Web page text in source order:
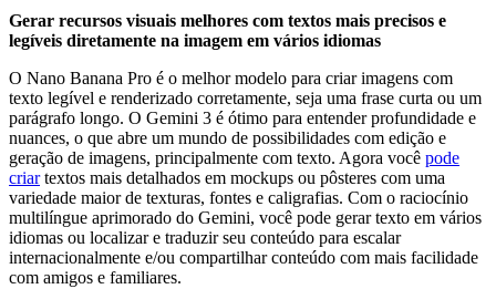
origem,
cuidados
padrões de
crescimento.
Prompt: Crie
um
infográfico
sobre esta
planta,
destacando
informações
interessantes.
a capacidade
de visualizar
informações
do mundo
real.
Prompt: Crie
um
infográfico
que mostre
como fazer
chá de
cardamomo.
meteorológicos
em tempo real
Search
Grounding e,
assim, criar um
infográfico em
estilo pop art.
Gerar recursos visuais melhores com textos mais precisos e
legíveis diretamente na imagem em vários idiomas
O Nano Banana Pro é o melhor modelo para criar imagens com
texto legível e renderizado corretamente, seja uma frase curta ou um
parágrafo longo. O Gemini 3 é ótimo para entender profundidade e
nuances, o que abre um mundo de possibilidades com edição e
geração de imagens, principalmente com texto. Agora você pode
criartextos mais detalhados em mockups ou pôsteres com uma
variedade maior de texturas, fontes e caligrafias. Com o raciocínio
multilíngue aprimorado do Gemini, você pode gerar texto em vários
idiomas ou localizar e traduzir seu conteúdo para escalar
internacionalmente e/ou compartilhar conteúdo com mais facilidade
com amigos e familiares.